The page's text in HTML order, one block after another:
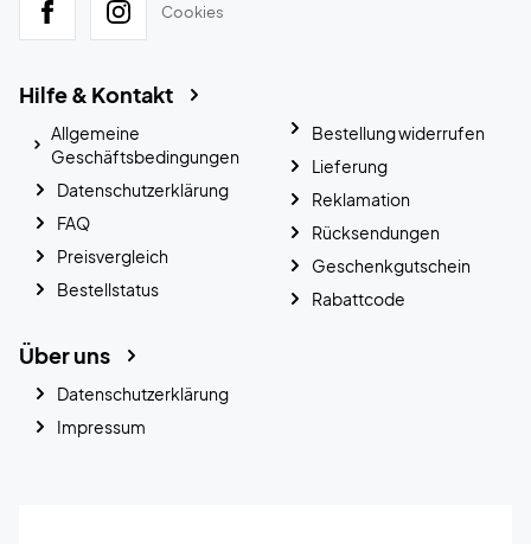
Cookies
Hilfe & Kontakt
Allgemeine
Geschäftsbedingungen
Datenschutzerklärung
FAQ
Preisvergleich
Bestellstatus
Bestellung widerrufen
Lieferung
Reklamation
Rücksendungen
Geschenkgutschein
Rabattcode
Über uns
Datenschutzerklärung
Impressum